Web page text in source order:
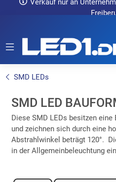
Verkauf nur an
SMD LEDs
SMD LED
Diese SMD LEDs besitzen eine
und zeichnen sich durch eine
Abstrahlwinkel beträgt 120°.
in der Allgemeinbeleuchtung